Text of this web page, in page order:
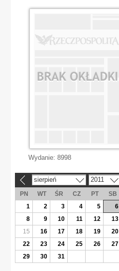
Wydanie: 8998
sierpień 2011
PN WT ŚR CZ PT SB
1
2 3 4 5 6
8
9 10 11 12 13
15
16 17 18 19 20
22
23 24 25 26 27
29
30 31